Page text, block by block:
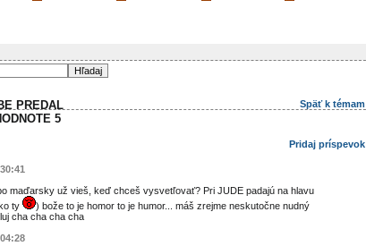
PREDAL
5
Späť k témam
Pridaj príspevok
maďarsky už vieš, keď chceš vysvetľovať? Pri JUDE padajú na hlavu
ty
) bože to je homor to je humor... máš zrejme neskutočne nudný
cha cha cha cha